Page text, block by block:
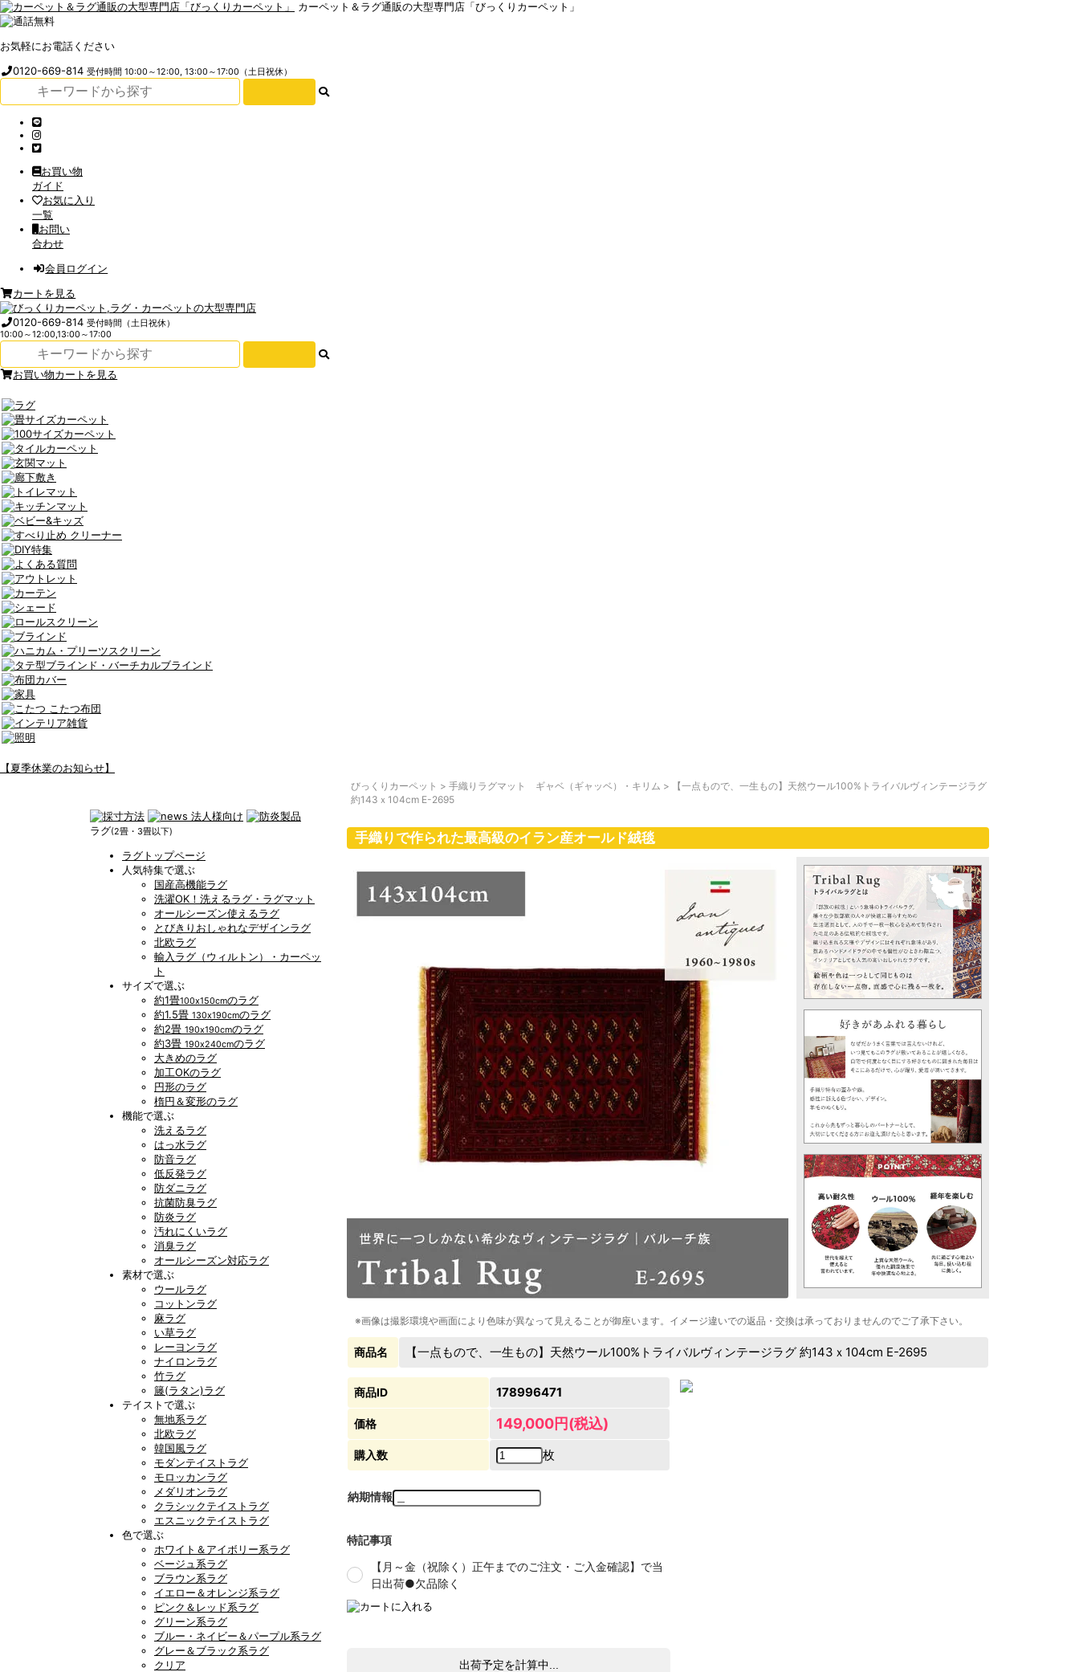
カーペット＆ラグ通販の大型専門店「びっくりカーペット」
お気軽にお電話ください
0120-669-814受付時間 10:00～12:00, 13:00～17:00（土日祝休）
お買い物
ガイド
お気に入り
一覧
お問い
合わせ
会員ログイン
カートを見る
0120-669-814受付時間（土日祝休）
10:00～12:00,13:00～17:00
お買い物カートを見る
【夏季休業のお知らせ】
ラグ(2畳・3畳以下)
ラグトップページ
人気特集で選ぶ
国産高機能ラグ
洗濯OK！洗えるラグ・ラグマット
オールシーズン使えるラグ
とびきりおしゃれなデザインラグ
北欧ラグ
輸入ラグ（ウィルトン）・カーペッ
ト
サイズで選ぶ
約1畳100x150cmのラグ
約1.5畳 130x190cmのラグ
約2畳 190x190cmのラグ
約3畳 190x240cmのラグ
大きめのラグ
加工OKのラグ
円形のラグ
楕円＆変形のラグ
機能で選ぶ
洗えるラグ
はっ水ラグ
防音ラグ
低反発ラグ
防ダニラグ
抗菌防臭ラグ
防炎ラグ
汚れにくいラグ
消臭ラグ
オールシーズン対応ラグ
素材で選ぶ
ウールラグ
コットンラグ
麻ラグ
い草ラグ
レーヨンラグ
ナイロンラグ
竹ラグ
籐(ラタン)ラグ
テイストで選ぶ
無地系ラグ
北欧ラグ
韓国風ラグ
モダンテイストラグ
モロッカンラグ
メダリオンラグ
クラシックテイストラグ
エスニックテイストラグ
色で選ぶ
ホワイト＆アイボリー系ラグ
ベージュ系ラグ
ブラウン系ラグ
イエロー＆オレンジ系ラグ
ピンク＆レッド系ラグ
グリーン系ラグ
ブルー・ネイビー＆パープル系ラグ
グレー＆ブラック系ラグ
クリア
びっくりカーペット > 手織りラグマット ギャベ（ギャッベ）・キリム >
【一点もので、一生もの】天然ウール100%トライバルヴィンテージラグ
約143ｘ104cm E-2695
手織りで作られた最高級のイラン産オールド絨毯
※画像は撮影環境や画面により色味が異なって見えることが御座います。イメージ違いでの返品・交換は承っておりませんのでご了承下さい。
商品名 【一点もので、一生もの】天然ウール100%トライバルヴィンテージラグ 約143ｘ104cm E-2695
商品ID 178996471
価格 149,000円(税込)
購入数 枚
納期情報
特記事項
【月～金（祝除く）正午までのご注文・ご入金確認】で当
日出荷●欠品除く
出荷予定を計算中...